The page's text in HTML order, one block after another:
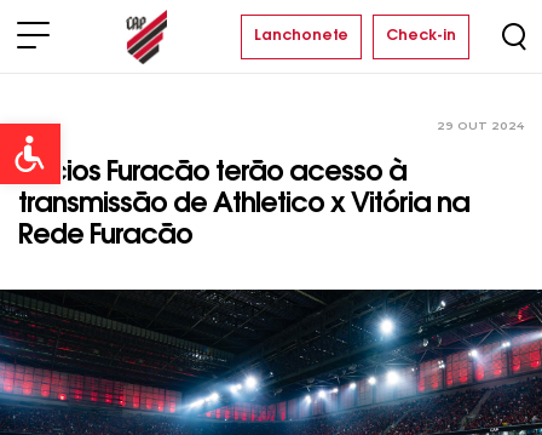
Open toolbar
Lanchonete Check-in
29 OUT 2024
Sócios Furacão terão acesso à
transmissão de Athletico x Vitória na
Rede Furacão